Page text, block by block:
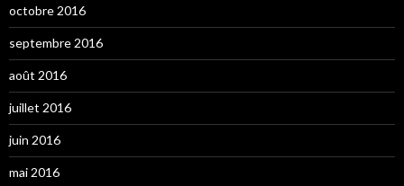
octobre 2016
septembre 2016
août 2016
juillet 2016
juin 2016
mai 2016